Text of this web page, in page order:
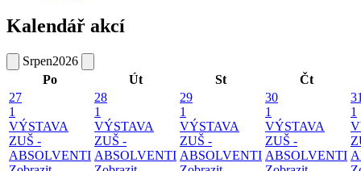
Kalendář akcí
Srpen2026
Po
Út St
Čt
27
1
VÝSTAVA
ZUŠ -
ABSOLVENTI
28
1
VÝSTAVA
ZUŠ -
ABSOLVENTI
29
1
VÝSTAVA
ZUŠ -
ABSOLVENTI
30
1
VÝSTAVA
ZUŠ -
ABSOLVENTI
1